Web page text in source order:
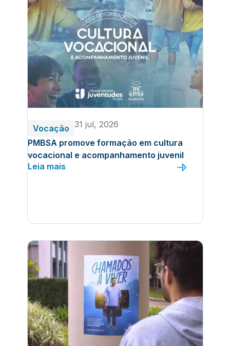
Vocação 31 jul, 2026
PMBSA promove formação em cultura
vocacional e acompanhamento juvenil
Leia mais